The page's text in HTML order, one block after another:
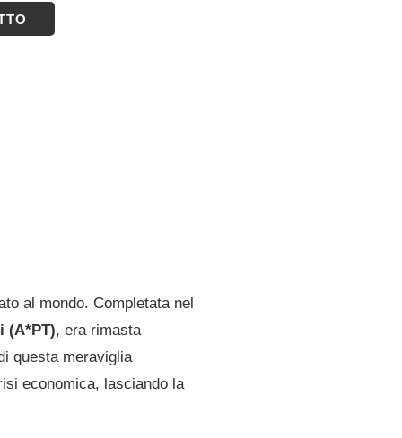
al mondo. Completata nel
(A*PT), era rimasta
questa meraviglia
economica, lasciando la